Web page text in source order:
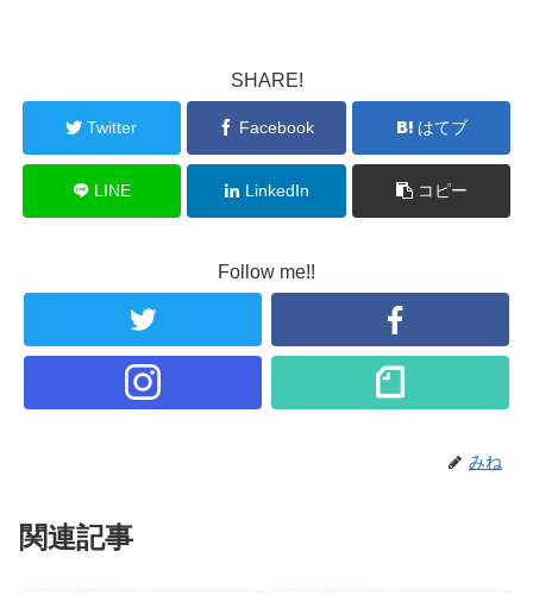
SHARE!
Twitter Facebook はてブ
LINE LinkedIn コピー
Follow me!!
みね
関連記事